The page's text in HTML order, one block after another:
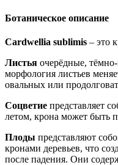
Ботаническое описание
Cardwellia sublimis – это
Листья очерёдные,
морфология листьев
овальных или
Соцветие представляет
летом, крона может быть
Плоды представляют
кронами деревьев, что
после падения. Они